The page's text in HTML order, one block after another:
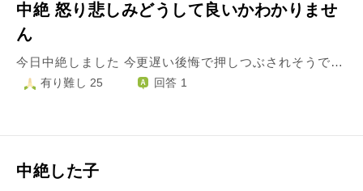
中絶 怒り悲しみどうして良いかわかりませ
ん
今日中絶しました 今更遅い後悔で押しつぶされそうです 厳しいお言葉でもなんでも受け止めます どうか救いの言葉をください 12月初めに4人目の妊娠が分かり、嬉しさ・出産の考えよりも先に"中絶"の言葉が浮かんでしまいました 昨年長男を病気で亡くしたばかりで 気持ちの整理や残った子達との触れ合いを大切にしたいと思ってしまったのです 正直長男が病気になってからは私が付きっきりだったので 長女には寂しい思いをたくさんさせてしまったのでたくさん手をかけてあげたいと思いました 中絶を決めるまではすごく悩みました 産んであげたい気持ちもあったし、未来の想像もたくさんしました 夫は私が最終的に決めるような言い方しかしないし 4人目にして初めて重い悪阻になり育児・家事もままならなかったし 夫は育児を手伝ってはくれないので 経済的にも精神的にもと考え 結局中絶を選んでしまいました 産婦人科で中絶の決意をして、手術の日程も決めてもう割り切った時に 私より年上の方が3人目の出産で入院手続きをして入る場面を見てしまい 自分自身がとても惨めに思えました なんで素直に妊娠を喜べなかったのか 身勝手な決断で自分が悪いのに 大切な赤ちゃんが亡くなるのが悲しくて "次に生まれてくるときはもっと良いママの所へ行けるように" 神社でたくさんお願いしてきました 身勝手な人間の願いを聞いてくださいますでしょうか？ 中絶して 夫は手術をした私を労ってはくれましたが 赤ちゃんに関しては一切触れず それに対して悲しみが溢れてきました ふつうにゲームして、明日は朝一から趣味の日で出かけるため 何も話せない前に寝てしまいました 私が不安に思っていたことも ギリギリまで赤ちゃんを産んであげられなかったことに悩んでいたことも 赤ちゃんが宿ってくれる喜びや不安・悩み 男の人に全部理解してもらおうとは思いません でも、失った悲しみはわかって欲しかった 無理してでも産んであげたらよかったのにとか 産んであげられなくて申し訳ない気持ちとか 1人でグルグル考えてしまって涙が止まりません 周りにも相談できずにいます 自分勝手な中絶で 小さな命を殺してしまったことにはかわりありません 子供たちに愛して欲しいと願うのは馬鹿でしょうか こんな母親を先に亡くなった息子や今日失った子は恨むでしょうか
有り難し 25 回答 1
中絶した子